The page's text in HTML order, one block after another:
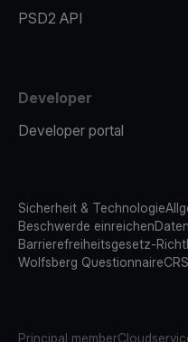
PSD2 API
Developer
Developer portal
Sicherheit & Technologie
Beschwerde einreichen
Barrierefreiheitsgesetz-
Wolfsberg QuestionnaireCRS
Principal member